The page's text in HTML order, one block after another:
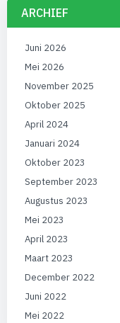
ARCHIEF
Juni 2026
Mei 2026
November 2025
Oktober 2025
April 2024
Januari 2024
Oktober 2023
September 2023
Augustus 2023
Mei 2023
April 2023
Maart 2023
December 2022
Juni 2022
Mei 2022